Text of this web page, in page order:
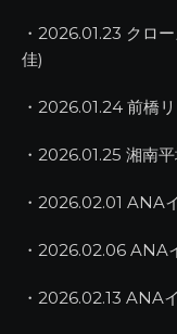
・2026.01.23 クロ
佳)
・2026.01.24 前橋
・2026.01.25 湘南
・2026.02.01 ANA
・2026.02.06 ANA
・2026.02.13 ANA